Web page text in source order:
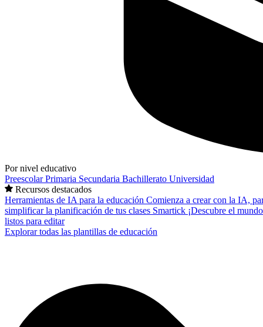
Por nivel educativo
PreescolarPrimaria Secundaria Bachillerato Universidad
Recursos destacados
Herramientas de IA para la educación Comienza a crear con la IA,
simplificar la planificación de tus clases Smartick ¡Descubre el
listos para editar
Explorar todas las plantillas de educación